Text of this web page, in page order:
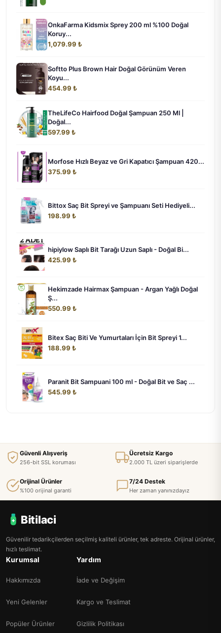
OnkaFarma Kidsmix Sprey 200 ml %100 Doğal
Koruy...
1,079.99 ₺
Softto Plus Brown Hair Doğal Görünüm Veren
Koyu...
454.99 ₺
TheLifeCo Hairfood Doğal Şampuan 250 Ml |
Doğal...
597.99 ₺
Morfose Hızlı Beyaz ve Gri Kapatıcı Şampuan 420...
375.99 ₺
Bittox Saç Bit Spreyi ve Şampuanı Seti Hediyeli...
198.99 ₺
hipiylow Saplı Bit Tarağı Uzun Saplı - Doğal Bi...
425.99 ₺
Hekimzade Hairmax Şampuan - Argan Yağlı Doğal
Ş...
550.99 ₺
Bitex Saç Biti Ve Yumurtaları İçin Bit Spreyi 1...
188.99 ₺
Paranit Bit Sampuani 100 ml - Doğal Bit ve Saç ...
545.99 ₺
Güvenli Alışveriş
256-bit SSL koruması
Ücretsiz Kargo
2.000 TL üzeri siparişlerde
Orijinal Ürünler
%100 orijinal garanti
7/24 Destek
Her zaman yanınızdayız
Bitilaci
Güvenilir tedarikçilerden seçilmiş kaliteli ürünler, tek adreste. Orijinal ürünler,
hızlı teslimat.
Kurumsal
Hakkımızda
Yeni Gelenler
Popüler Ürünler
Yardım
İade ve Değişim
Kargo ve Teslimat
Gizlilik Politikası